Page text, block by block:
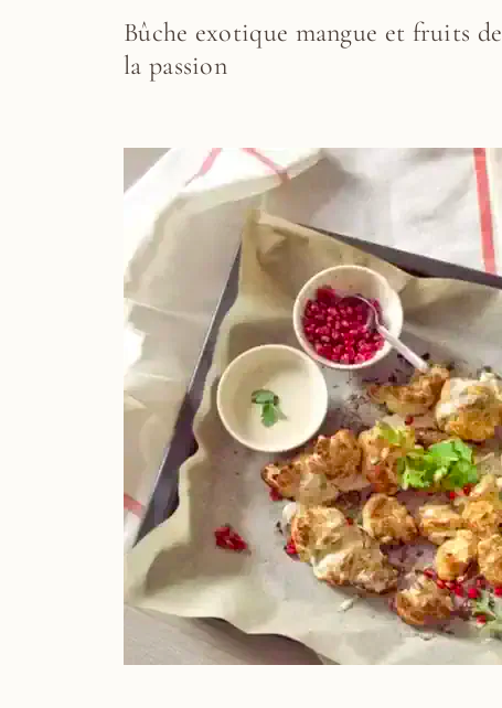
Bûche exotique mangue et fruits de
la passion